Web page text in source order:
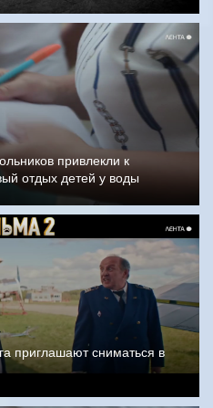
привлекли к
отдых детей у воды
приглашают сниматься в